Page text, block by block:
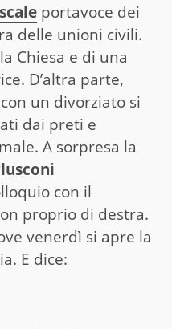
portavoce dei
delle unioni civili.
Chiesa e di una
D’altra parte,
un divorziato si
dai preti e
A sorpresa la
con il
proprio di destra.
venerdì si apre la
E dice: